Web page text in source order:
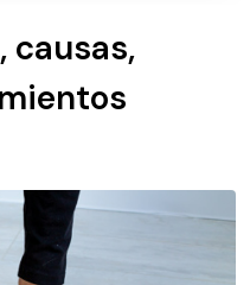
causas,